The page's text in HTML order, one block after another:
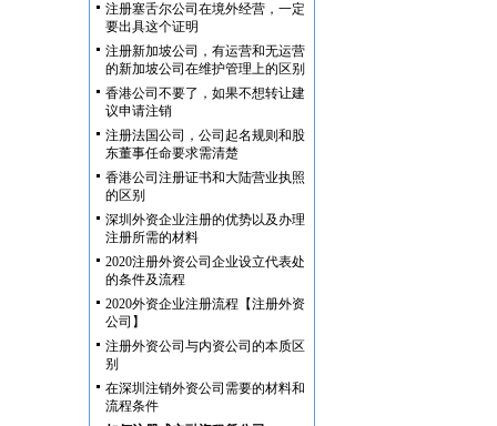
注册塞舌尔公司在境外经营，一定
要出具这个证明
注册新加坡公司，有运营和无运营
的新加坡公司在维护管理上的区别
香港公司不要了，如果不想转让建
议申请注销
注册法国公司，公司起名规则和股
东董事任命要求需清楚
香港公司注册证书和大陆营业执照
的区别
深圳外资企业注册的优势以及办理
注册所需的材料
2020注册外资公司企业设立代表处
的条件及流程
2020外资企业注册流程【注册外资
公司】
注册外资公司与内资公司的本质区
别
在深圳注销外资公司需要的材料和
流程条件